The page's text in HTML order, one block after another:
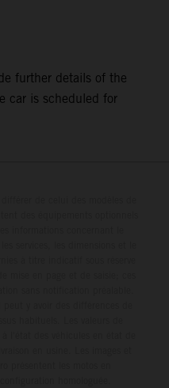
further details of the
car is scheduled for